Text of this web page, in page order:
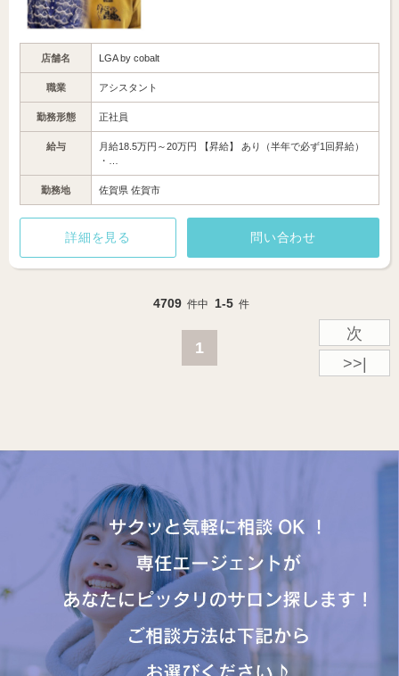
店舗名 LGA by cobalt
職業 アシスタント
勤務形態 正社員
給与
月給18.5万円～20万円 【昇給】 あり（半年で必ず1回昇給）
・…
勤務地 佐賀県 佐賀市
詳細を見る 問い合わせ
4709 件中 1-5 件
1
次
>>|